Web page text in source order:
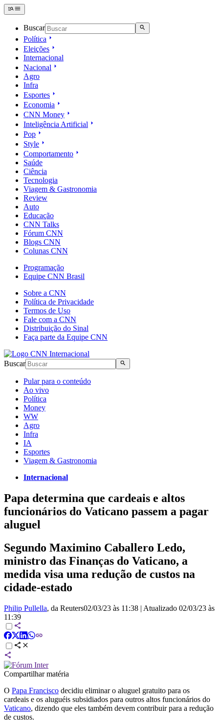
Buscar
Política
Eleições
Internacional
Nacional
Agro
Infra
Esportes
Economia
CNN Money
Inteligência Artificial
Pop
Style
Comportamento
Saúde
Ciência
Tecnologia
Viagem & Gastronomia
Review
Auto
Educação
CNN Talks
Fórum CNN
Blogs CNN
Colunas CNN
Programação
Equipe CNN Brasil
Sobre a CNN
Política de Privacidade
Termos de Uso
Fale com a CNN
Distribuição do Sinal
Faça parte da Equipe CNN
Buscar
Pular para o conteúdo
Ao vivo
Política
Money
WW
Agro
Infra
IA
Esportes
Viagem & Gastronomia
Internacional
Papa determina que cardeais e altos
funcionários do Vaticano passem a pagar
aluguel
Segundo Maximino Caballero Ledo,
ministro das Finanças do Vaticano, a
medida visa uma redução de custos na
cidade-estado
Philip Pullella, da Reuters02/03/23 às 11:38 | Atualizado 02/03/23 às
11:39
Compartilhar matéria
O Papa Francisco decidiu eliminar o aluguel gratuito para os
cardeais e os aluguéis subsidiados para outros altos funcionários do
Vaticano, dizendo que eles também devem contribuir para a redução
de custos.